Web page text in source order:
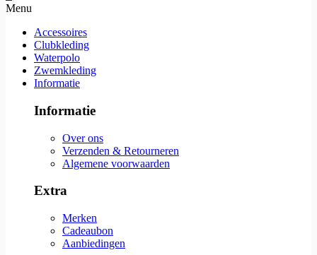
Menu
Accessoires
Clubkleding
Waterpolo
Zwemkleding
Informatie
Informatie
Over ons
Verzenden & Retourneren
Algemene voorwaarden
Extra
Merken
Cadeaubon
Aanbiedingen